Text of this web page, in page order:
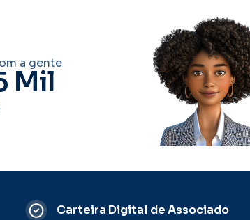
a gente
Mil
Carteira Digital de Associado